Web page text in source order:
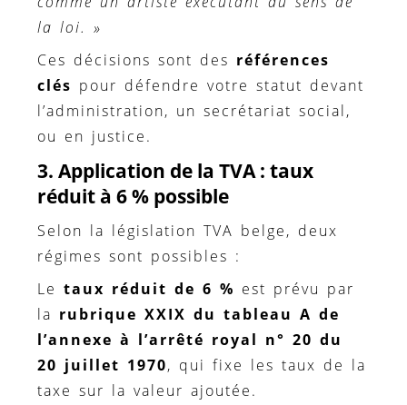
la loi. »
Ces décisions sont des références
clés pour défendre votre statut devant
l’administration, un secrétariat social,
ou en justice.
3. Application de la TVA : taux
réduit à 6 % possible
Selon la législation TVA belge, deux
régimes sont possibles :
Letaux réduit de 6 % est prévu par
la rubrique XXIX du tableau A de
l’annexe à l’arrêté royal n° 20 du
20 juillet 1970, qui fixe les taux de la
taxe sur la valeur ajoutée.